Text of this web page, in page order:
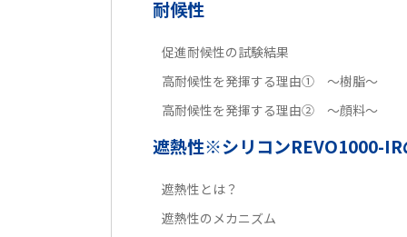
耐候性
促進耐候性の試験結果
高耐候性を発揮する理由① ～樹脂～
高耐候性を発揮する理由② ～顔料～
遮熱性※シリコンREVO1000-IR
遮熱性とは？
遮熱性のメカニズム